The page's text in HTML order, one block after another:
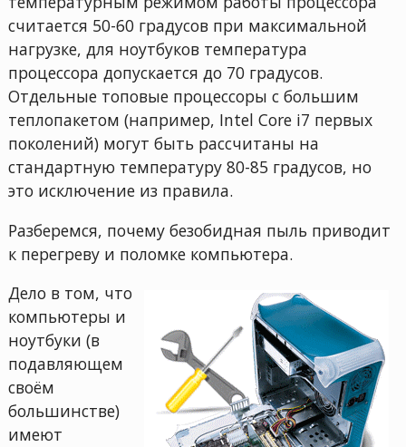
считается 50-60 градусов при максимальной
нагрузке, для ноутбуков температура
процессора допускается до 70 градусов.
Отдельные топовые процессоры с большим
теплопакетом (например, Intel Core i7 первых
поколений) могут быть рассчитаны на
стандартную температуру 80-85 градусов, но
это исключение из правила.
Разберемся, почему безобидная пыль приводит
к перегреву и поломке компьютера.
Дело в том, что
компьютеры и
ноутбуки (в
подавляющем
своём
большинстве)
имеют